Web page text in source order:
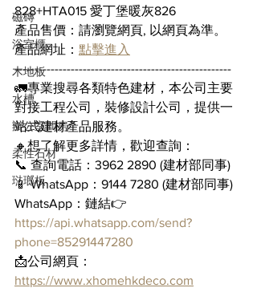
磁磚
浴室櫃
木地板
水槽
辦公室間房
柔性石材
琺瑯板
828+HTA015 愛丁堡暖灰826
產品售價：請瀏覽網頁, 以網頁為準。
產品網址： 點擊進入
------------------------------------------------------
🚛專業搜尋各類特色建材，本公司主要
對接工程公司，裝修設計公司，提供一
站式建材產品服務。
🔸想了解更多詳情，歡迎查詢：
📞 查詢電話：3962 2890 (建材部同事)
📱 WhatsApp：9144 7280 (建材部同事)
WhatsApp：鏈結👉
https://api.whatsapp.com/send?
phone=85291447280
📩公司網頁：
https://www.xhomehkdeco.com